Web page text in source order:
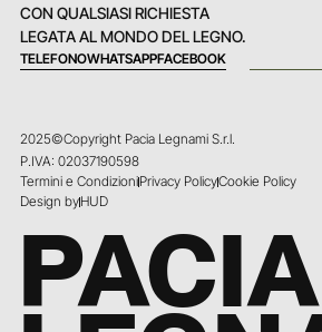
CON QUALSIASI RICHIESTA
LEGATA AL MONDO DEL LEGNO.
TELEFONOWHATSAPPFACEBOOK
2025©Copyright Pacia Legnami S.r.l.
P.IVA: 02037190598
Termini e CondizioniPrivacy PolicyCookie Policy
Design byHUD
PACIA